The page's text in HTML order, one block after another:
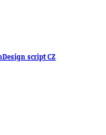
script CZ